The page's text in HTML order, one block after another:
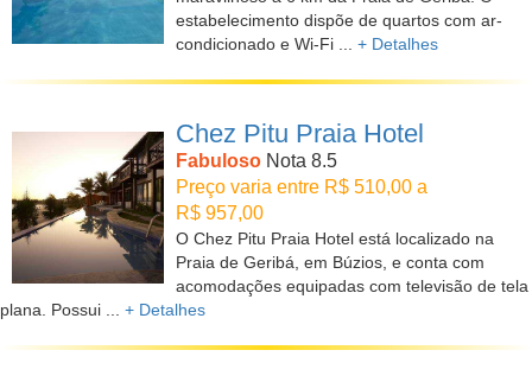
estabelecimento dispõe de quartos com ar-
condicionado e Wi-Fi ... + Detalhes
Chez Pitu Praia Hotel
Fabuloso Nota 8.5
Preço varia entre R$ 510,00 a
R$ 957,00
O Chez Pitu Praia Hotel está localizado na
Praia de Geribá, em Búzios, e conta com
acomodações equipadas com televisão de tela
plana. Possui ... + Detalhes